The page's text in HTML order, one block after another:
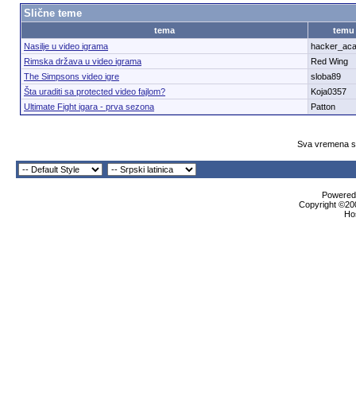
Slične teme
tema
temu
Nasilje u video igrama
hacker_aca
Rimska država u video igrama
Red Wing
The Simpsons video igre
sloba89
Šta uraditi sa protected video fajlom?
Koja0357
Ultimate Fight igara - prva sezona
Patton
Sva vremena
Copyright